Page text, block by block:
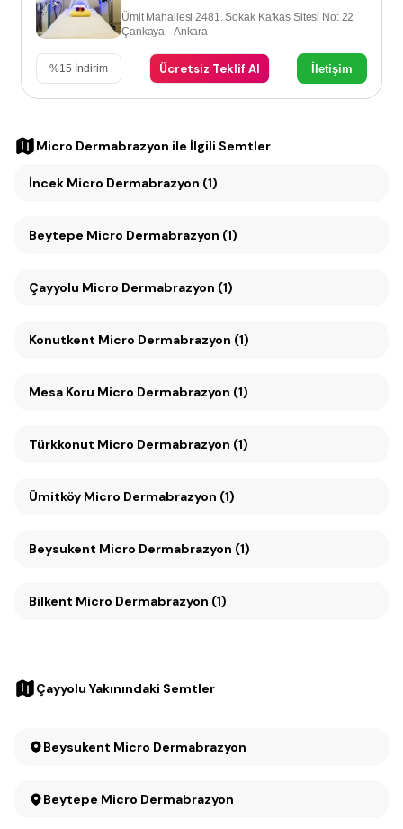
Ümit Mahallesi 2481. Sokak Kafkas Sitesi No: 22
Çankaya - Ankara
%15 İndirim Ücretsiz Teklif Al İletişim
Micro Dermabrazyon ile İlgili Semtler
İncek Micro Dermabrazyon (1)
Beytepe Micro Dermabrazyon (1)
Çayyolu Micro Dermabrazyon (1)
Konutkent Micro Dermabrazyon (1)
Mesa Koru Micro Dermabrazyon (1)
Türkkonut Micro Dermabrazyon (1)
Ümitköy Micro Dermabrazyon (1)
Beysukent Micro Dermabrazyon (1)
Bilkent Micro Dermabrazyon (1)
Çayyolu Yakınındaki Semtler
Beysukent Micro Dermabrazyon
Beytepe Micro Dermabrazyon